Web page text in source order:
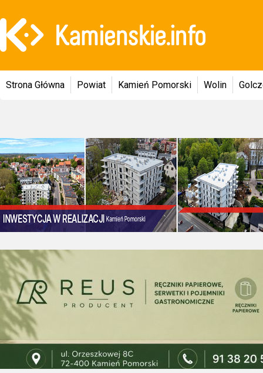
Strona Główna Powiat Kamień Pomorski Wolin